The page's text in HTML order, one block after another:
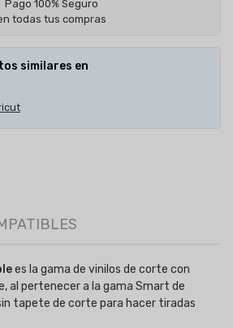
Pago 100% Seguro
todas tus compras
similares en
es la gama de vinilos de corte con
al pertenecer a la gama Smart de
tapete de corte para hacer tiradas